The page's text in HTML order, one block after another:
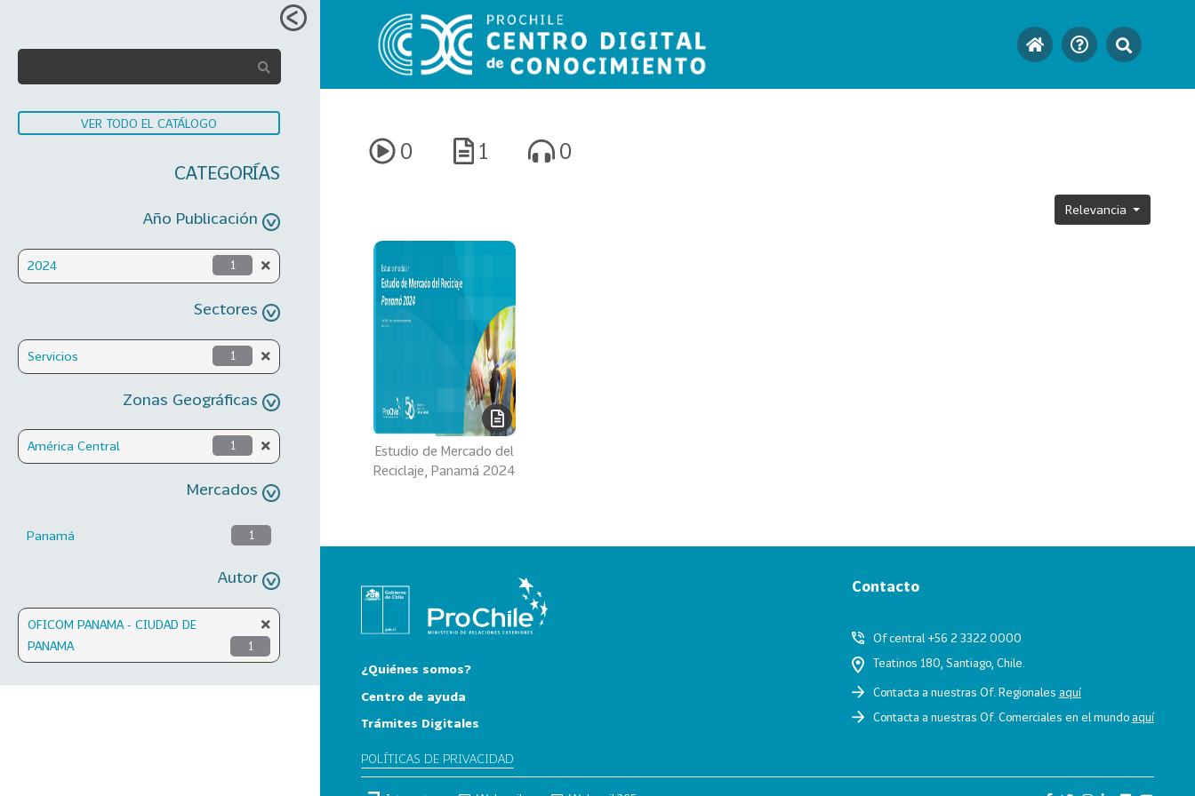
VER TODO EL CATÁLOGO
CATEGORÍAS
Año Publicación
2024 1
Sectores
Servicios 1
Zonas Geográficas
América Central 1
Mercados
Panamá 1
Autor
OFICOM PANAMA - CIUDAD DE
PANAMA
1
0 1 0
Relevancia
Estudio de Mercado del
Reciclaje, Panamá 2024
¿Quiénes somos?
Centro de ayuda
Trámites Digitales
POLÍTICAS DE PRIVACIDAD
Contacto
Of central +56 2 3322 0000
Teatinos 180, Santiago, Chile.
Contacta a nuestras Of. Regionales aquí
Contacta a nuestras Of. Comerciales en el mundoaquí